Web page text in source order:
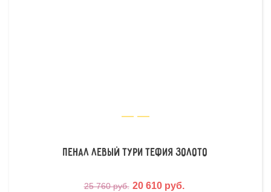
Пенал левый Тури Тефия Золото
25 760 руб. 20 610 руб.